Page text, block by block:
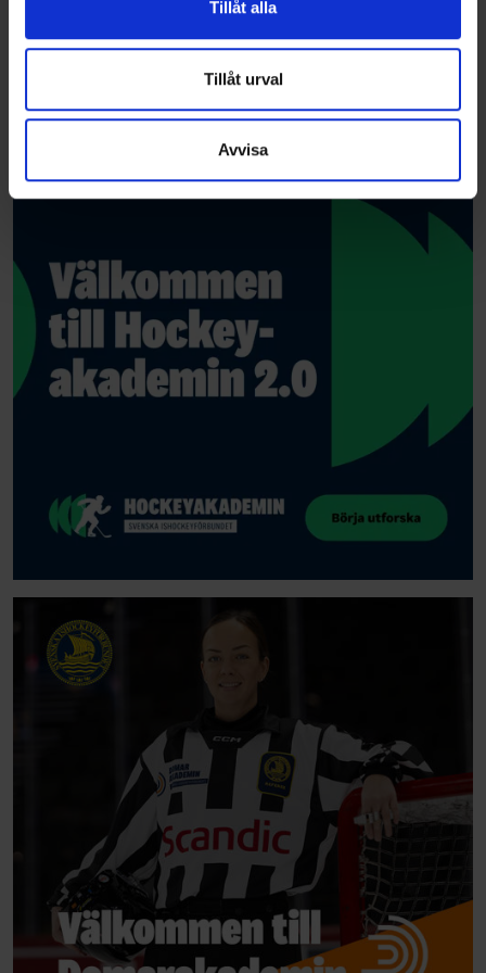
annons- och analysföretag som vi samarbetar med.
Dessa kan i sin tur kombinera informationen med annan
samlat in när du har använt deras tjänster.
Tillåt alla
Tillåt urval
Avvisa